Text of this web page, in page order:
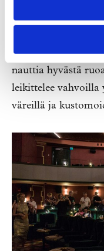
Tengbomin
sopiva Art Deco-
jossa
nauttia hyvästä
leikittelee vahvoilla
väreillä ja